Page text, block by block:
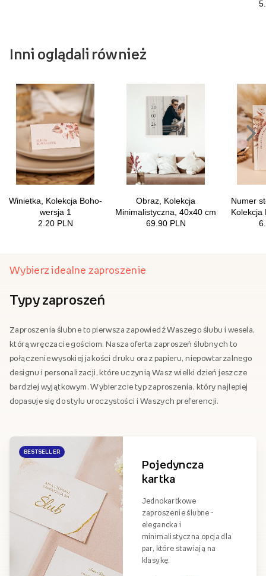
Inni oglądali również
Wybierz idealne zaproszenie
Typy zaproszeń
Zaproszenia ślubne to pierwsza zapowiedź Waszego ślubu i wesela,
którą wręczacie gościom. Nasza oferta zaproszeń ślubnych to
połączenie wysokiej jakości druku oraz papieru, niepowtarzalnego
designu i personalizacji, które uczynią Wasz wielki dzień jeszcze
bardziej wyjątkowym. Wybierzcie typ zaproszenia, który najlepiej
dopasuje się do stylu uroczystości i Waszych preferencji.
BESTSELLER
Pojedyncza
kartka
Jednokartkowe
zaproszenie ślubne -
elegancka i
minimalistyczna opcja dla
par, które stawiają na
klasykę.